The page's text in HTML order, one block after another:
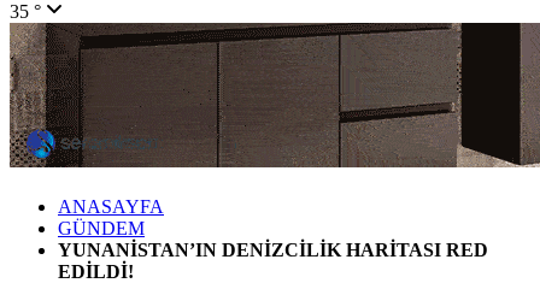
35 °
ANASAYFA
GÜNDEM
YUNANİSTAN’IN DENİZCİLİK HARİTASI RED
EDİLDİ!